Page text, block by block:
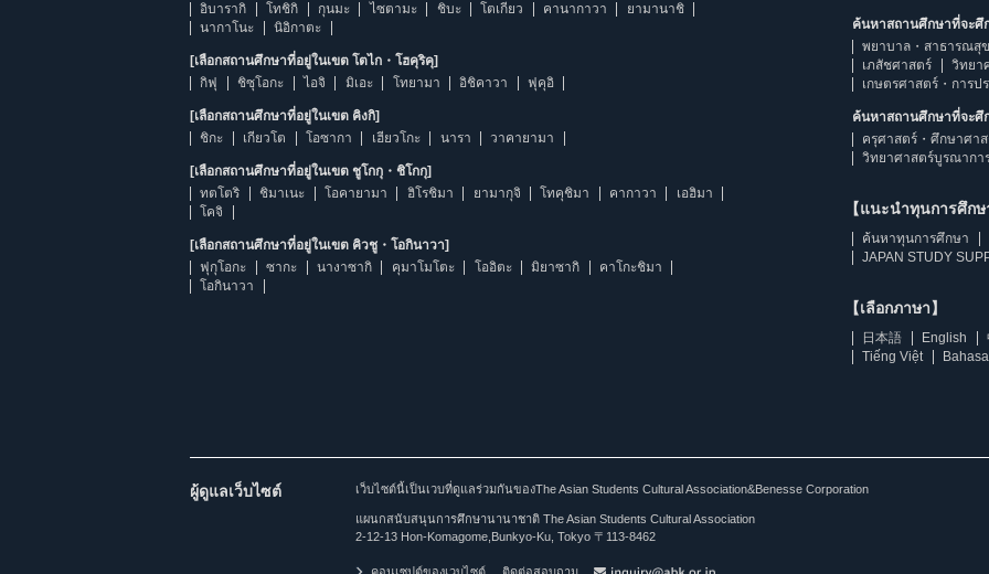
อิบารากิ
โทชิกิ กุนมะ ไซตามะ ชิบะ โตเกียว คานากาวา
ยามานาชิ
นากาโนะ
นิอิกาตะ
[เลือกสถานศึกษาที่อยู่ในเขต โตไก・โฮคุริคุ]
กิฟุ
ชิซุโอกะ ไอจิ มิเอะ โทยามา อิชิคาวา ฟุคุอิ
[เลือกสถานศึกษาที่อยู่ในเขต คิงกิ]
ชิกะ
เกียวโต โอซากา เฮียวโกะ นารา วาคายามา
[เลือกสถานศึกษาที่อยู่ในเขต ชูโกกุ・ชิโกกุ]
ทตโตริ
ชิมาเนะ โอคายามา ฮิโรชิมา ยามากุจิ โทคุชิมา คากาวา
เอฮิมา
โคจิ
[เลือกสถานศึกษาที่อยู่ในเขต คิวชู・โอกินาวา]
ฟุกุโอกะ
ซากะ นางาซากิ คุมาโมโตะ โออิตะ มิยาซากิ
คาโกะชิมา
โอกินาวา
ค้นหาสถานศึกษาที่จะศึ
พยาบาล・สาธารณสุ
เภสัชศาสตร์
วิทยา
เกษตรศาสตร์・การป
ค้นหาสถานศึกษาที่จะศึ
ครุศาสตร์・ศึกษาศา
วิทยาศาสตร์บูรณากา
【แนะนำทุนการศึกษ
ค้นหาทุนการศึกษา
JAPAN STUDY
【เลือกภาษา】
日本語 English
Tiếng Việt
ผู้ดูแลเว็บไซต์ เว็บไซต์นี้เป็นเวบที่ดูแลร่วมกันของThe Asian Students Cultural Association&Benesse Corporation
แผนกสนับสนุนการศึกษานานาชาติ The Asian Students Cultural Association
2-12-13 Hon-Komagome,Bunkyo-Ku, Tokyo 〒113-8462